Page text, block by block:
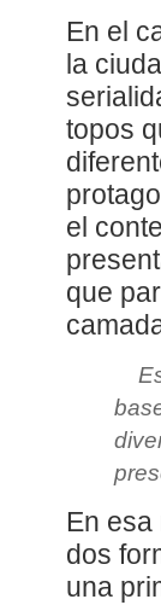
En el
la
topos
el
que
En
dos
una